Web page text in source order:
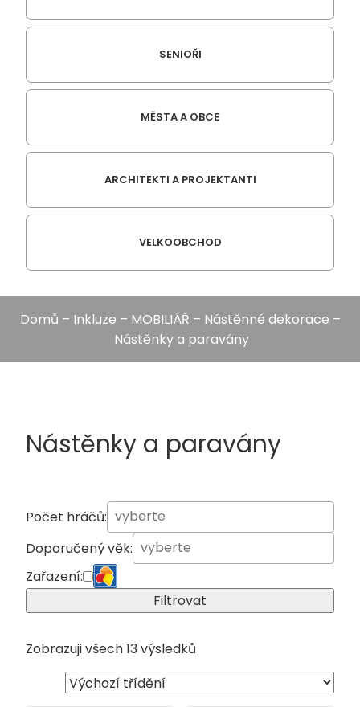
SENIOŘI
MĚSTA A OBCE
ARCHITEKTI A PROJEKTANTI
VELKOOBCHOD
Domů – Inkluze – MOBILIÁŘ – Nástěnné dekorace –
Nástěnky a paravány
Nástěnky a paravány
Počet hráčů:
Doporučený věk:
Zařazení:
Filtrovat
Zobrazuji všech 13 výsledků